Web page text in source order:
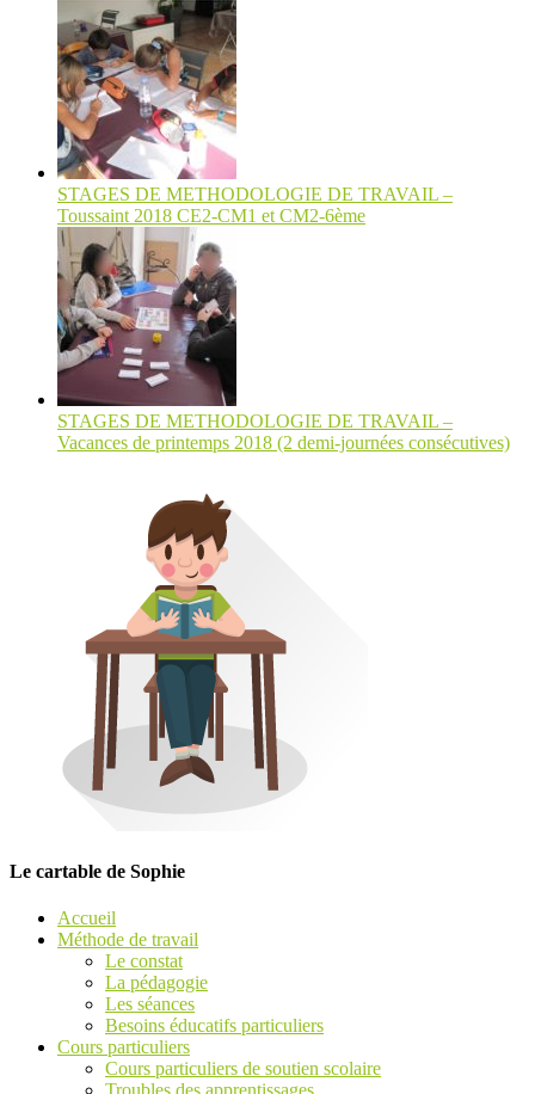
STAGES DE METHODOLOGIE DE TRAVAIL –
Toussaint 2018 CE2-CM1 et CM2-6ème
STAGES DE METHODOLOGIE DE TRAVAIL –
Vacances de printemps 2018 (2 demi-journées consécutives)
Le cartable de Sophie
Accueil
Méthode de travail
Le constat
La pédagogie
Les séances
Besoins éducatifs particuliers
Cours particuliers
Cours particuliers de soutien scolaire